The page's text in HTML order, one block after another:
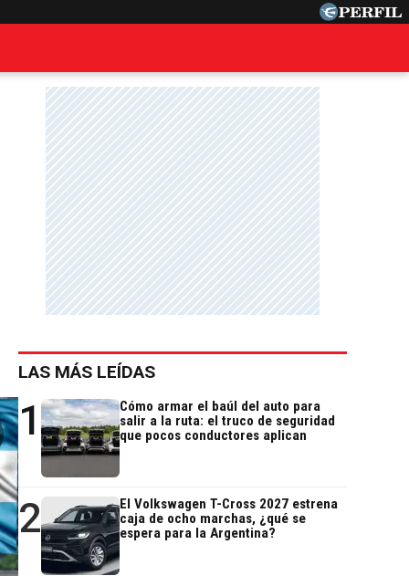
LAS MÁS LEÍDAS
1
Cómo armar el baúl del auto para
salir a la ruta: el truco de seguridad
que pocos conductores aplican
2
El Volkswagen T-Cross 2027 estrena
caja de ocho marchas, ¿qué se
espera para la Argentina?